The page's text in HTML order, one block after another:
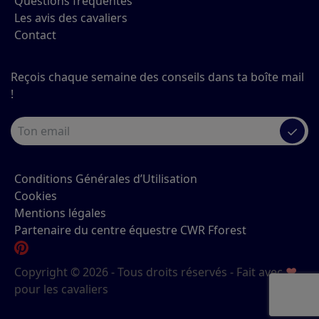
Les avis des cavaliers
Contact
Reçois chaque semaine des conseils dans ta boîte mail
!
✓
Conditions Générales d’Utilisation
Cookies
Mentions légales
Partenaire du centre équestre CWR Fforest
Copyright © 2026 - Tous droits réservés - Fait avec♥
pour les cavaliers